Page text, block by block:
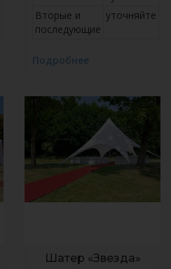
Вторые и
последующие
уточняйте
Подробнее
Шатер «Звезда»